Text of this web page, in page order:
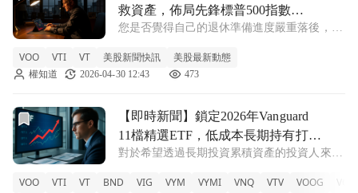
救資產，佈局先鋒標普500指數
ETF(VOO)還能追嗎！
您是否覺得自己的退休準備進度嚴重落後，不
上，面臨這種困境的人並不在少數。根據
2026 年退休信心調查的最新數據顯示，剔除
VOO VTI VT 美股新聞快訊 美股最新動態
權知道 2026-04-30 12:43 473
前往【即時新聞】鎖定2026年Vanguard 11檔精選ETF，低
【即時新聞】鎖定2026年Vanguard
11檔精選ETF，低成本長期持有打造
退休財富庫！
對於希望透過長期投資累積資產的投資人來
ETF不僅像共同基金一樣能透過單筆投資分散
VOO VTI VT BND VIG VYM VYMI VNQ VTV VOOG